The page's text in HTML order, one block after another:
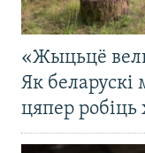
«Жыцьцё
Як беларускі
цяпер робіць